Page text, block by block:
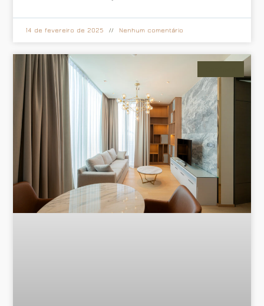
14 de fevereiro de 2025 Nenhum comentário